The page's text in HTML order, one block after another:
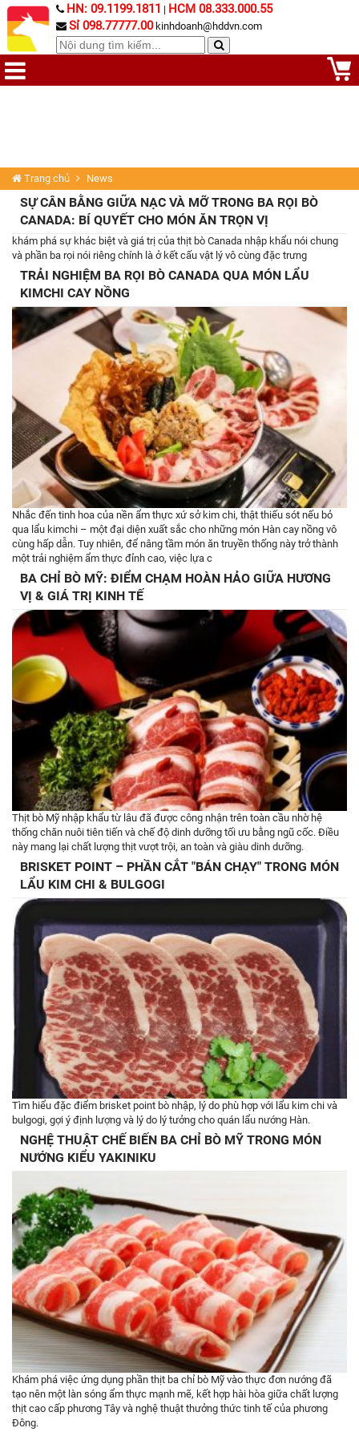
HN: 09.1199.1811 | HCM 08.333.000.55
Sỉ 098.77777.00 kinhdoanh@hddvn.com
Trang chủ News
SỰ CÂN BẰNG GIỮA NẠC VÀ MỠ TRONG BA RỌI BÒ
CANADA: BÍ QUYẾT CHO MÓN ĂN TRỌN VỊ
khám phá sự khác biệt và giá trị của thịt bò Canada nhập khẩu nói chung
và phần ba rọi nói riêng chính là ở kết cấu vật lý vô cùng đặc trưng
TRẢI NGHIỆM BA RỌI BÒ CANADA QUA MÓN LẨU
KIMCHI CAY NỒNG
Nhắc đến tinh hoa của nền ẩm thực xứ sở kim chi, thật thiếu sót nếu bỏ
qua lẩu kimchi – một đại diện xuất sắc cho những món Hàn cay nồng vô
cùng hấp dẫn. Tuy nhiên, để nâng tầm món ăn truyền thống này trở thành
một trải nghiệm ẩm thực đỉnh cao, việc lựa c
BA CHỈ BÒ MỸ: ĐIỂM CHẠM HOÀN HẢO GIỮA HƯƠNG
VỊ & GIÁ TRỊ KINH TẾ
Thịt bò Mỹ nhập khẩu từ lâu đã được công nhận trên toàn cầu nhờ hệ
thống chăn nuôi tiên tiến và chế độ dinh dưỡng tối ưu bằng ngũ cốc. Điều
này mang lại chất lượng thịt vượt trội, an toàn và giàu dinh dưỡng.
BRISKET POINT – PHẦN CẮT "BÁN CHẠY" TRONG MÓN
LẨU KIM CHI & BULGOGI
Tìm hiểu đặc điểm brisket point bò nhập, lý do phù hợp với lẩu kim chi và
bulgogi, gợi ý định lượng và lý do lý tưởng cho quán lẩu nướng Hàn.
NGHỆ THUẬT CHẾ BIẾN BA CHỈ BÒ MỸ TRONG MÓN
NƯỚNG KIỂU YAKINIKU
Khám phá việc ứng dụng phần thịt ba chỉ bò Mỹ vào thực đơn nướng đã
tạo nên một làn sóng ẩm thực mạnh mẽ, kết hợp hài hòa giữa chất lượng
thịt cao cấp phương Tây và nghệ thuật thưởng thức tinh tế của phương
Đông.